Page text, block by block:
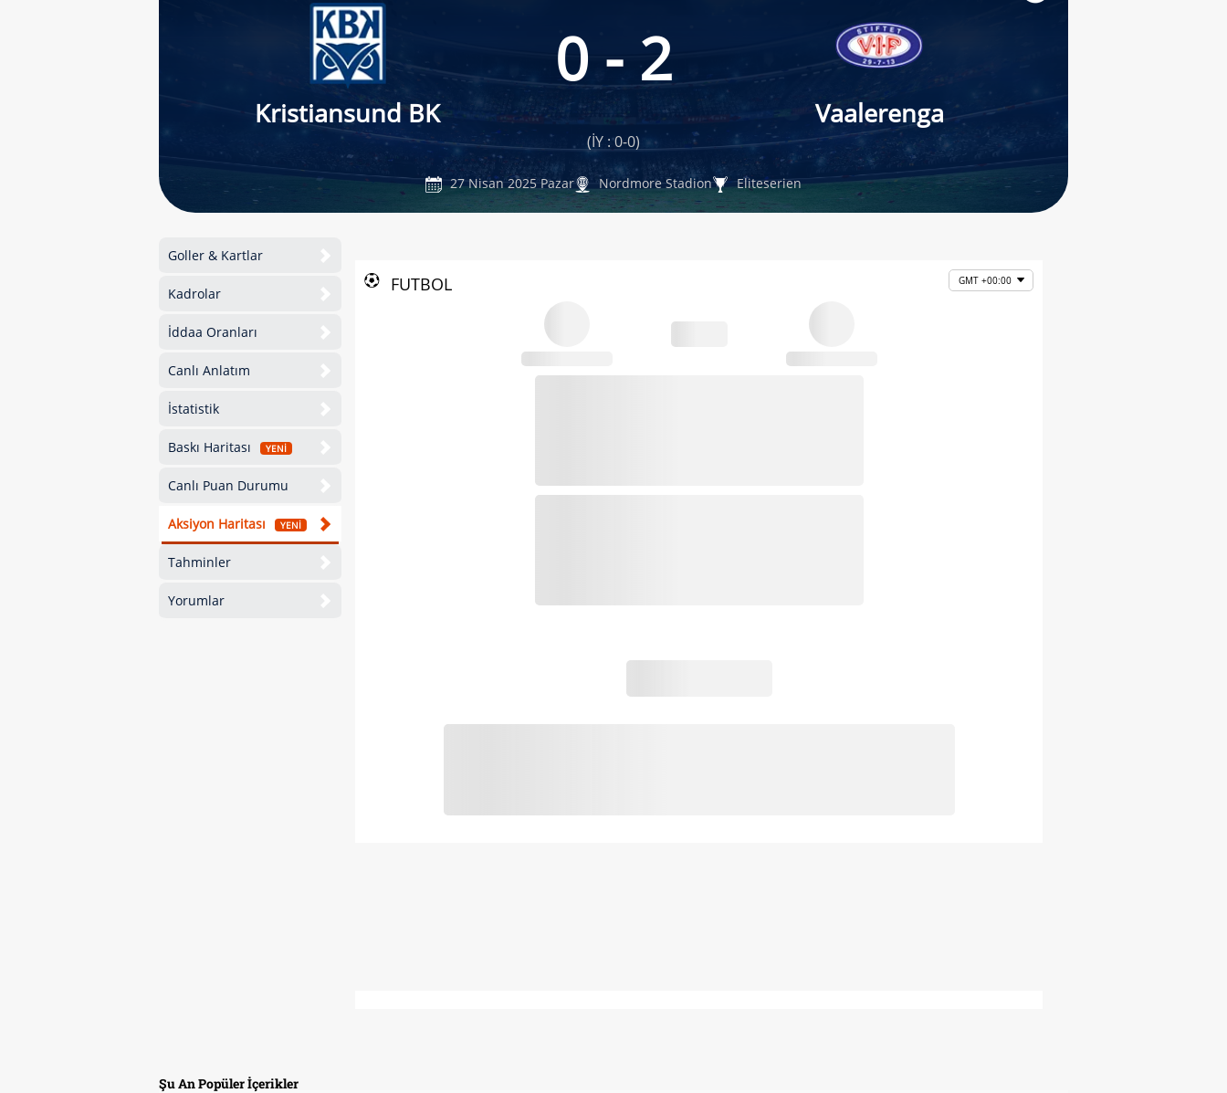
Kristiansund BK
0 - 2
Vaalerenga
(İY : 0-0)
27 Nisan 2025 Pazar Nordmore Stadion Eliteserien
Goller & Kartlar
Kadrolar
İddaa Oranları
Canlı Anlatım
İstatistik
Baskı Haritası YENİ
Canlı Puan Durumu
Aksiyon Haritası YENİ
Tahminler
Yorumlar
FUTBOL GMT +00:00
Şu An Popüler İçerikler